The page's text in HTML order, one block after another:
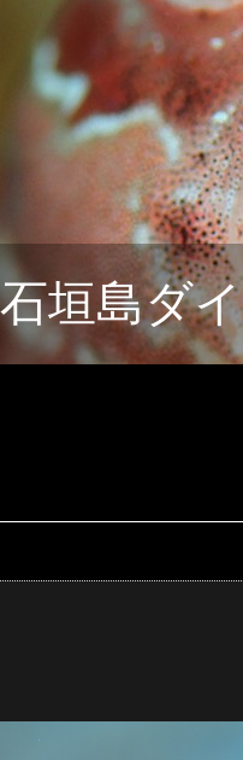
石垣島ダ